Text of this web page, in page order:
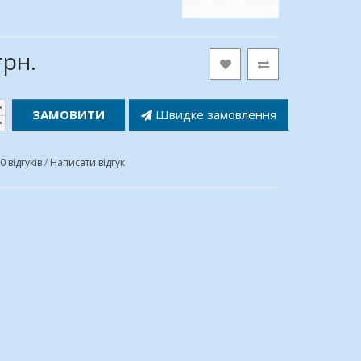
ЗАМОВИТИ Швидке замовлення
0 відгуків/ Написати відгук